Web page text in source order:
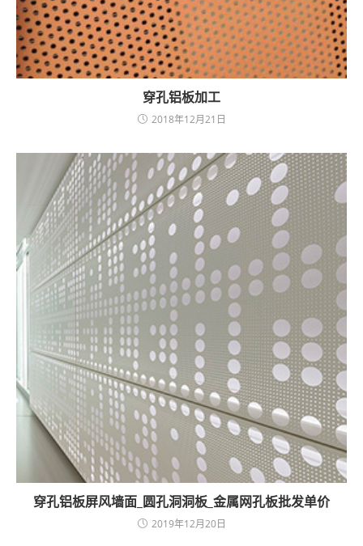
穿孔铝板加工
2018年12月21日
穿孔铝板屏风墙面_圆孔洞洞板_金属网孔板批发单价
2019年12月20日